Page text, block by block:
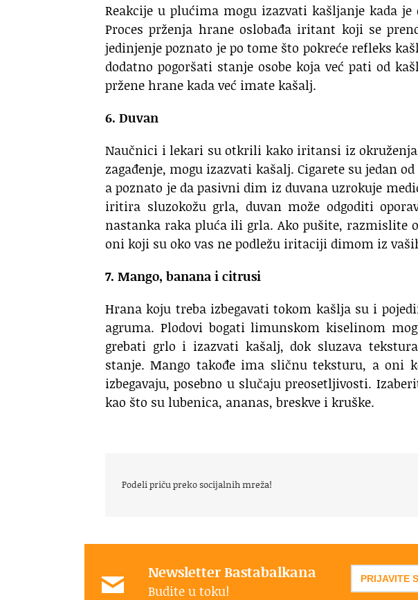
Reakcije u plućima mogu izazvati kašljanje kada
Proces prženja hrane oslobađa iritant koji se
jedinjenje poznato je po tome što pokreće refleks
dodatno pogoršati stanje osobe koja već pati od
pržene hrane kada već imate kašalj.
6. Duvan
Naučnici i lekari su otkrili kako iritansi iz
zagađenje, mogu izazvati kašalj. Cigarete su jedan
a poznato je da pasivni dim iz duvana uzrokuje
iritira sluzokožu grla, duvan može odgoditi
nastanka raka pluća ili grla. Ako pušite, razmislite
oni koji su oko vas ne podležu iritaciji dimom iz
7. Mango, banana i citrusi
Hrana koju treba izbegavati tokom kašlja su i
agruma. Plodovi bogati limunskom kiselinom
grebati grlo i izazvati kašalj, dok sluzava
stanje. Mango takođe ima sličnu teksturu, a oni
izbegavaju, posebno u slučaju preosetljivosti.
kao što su lubenica, ananas, breskve i kruške.
Podeli priču preko socijalnih mreža!
Newsletter Bastabalkana
Budite u toku!
PRIJAVITE